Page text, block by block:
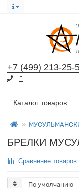
+7 (499) 213-25-
Все категории
Каталог товаров
БРЕЛКИ
Сравнение товаров